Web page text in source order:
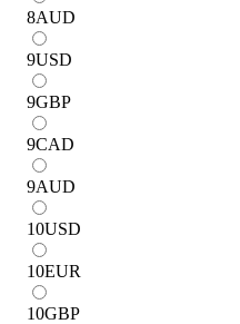
8AUD
9USD
9GBP
9CAD
9AUD
10USD
10EUR
10GBP